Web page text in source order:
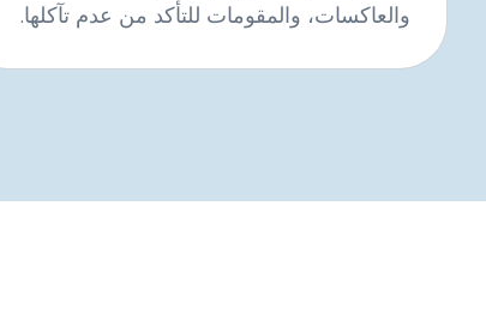
والعاكسات، والمقومات للتأكد من عدم تآكلها.